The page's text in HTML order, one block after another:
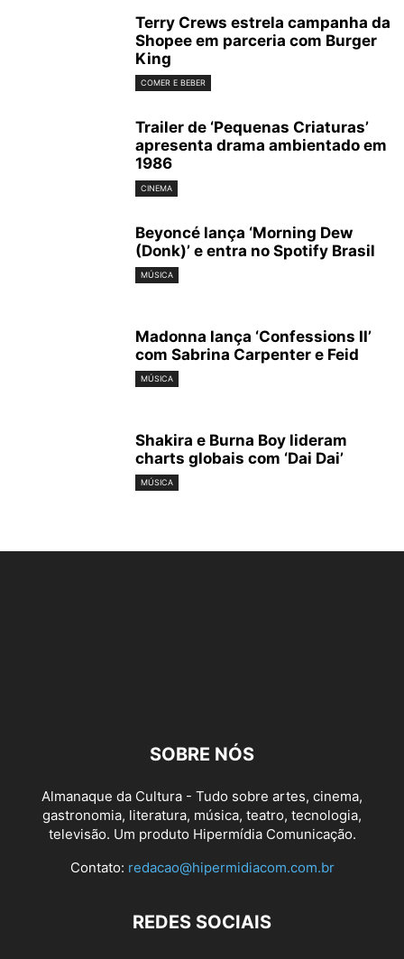
Terry Crews estrela campanha da
Shopee em parceria com Burger
King
COMER E BEBER
Trailer de ‘Pequenas Criaturas’
apresenta drama ambientado em
1986
CINEMA
Beyoncé lança ‘Morning Dew
(Donk)’ e entra no Spotify Brasil
MÚSICA
Madonna lança ‘Confessions II’
com Sabrina Carpenter e Feid
MÚSICA
Shakira e Burna Boy lideram
charts globais com ‘Dai Dai’
MÚSICA
SOBRE NÓS
Almanaque da Cultura - Tudo sobre artes, cinema,
gastronomia, literatura, música, teatro, tecnologia,
televisão. Um produto Hipermídia Comunicação.
Contato: redacao@hipermidiacom.com.br
REDES SOCIAIS